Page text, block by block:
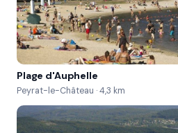
Plage d'Auphelle
Peyrat-le-Château · 4,3 km